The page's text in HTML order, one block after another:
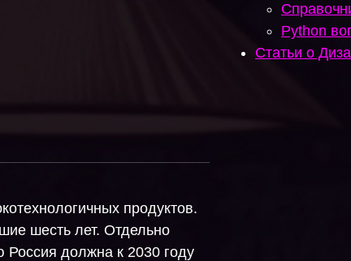
продуктов.
шесть лет. Отдельно
должна к 2030 году
Python
Статьи о